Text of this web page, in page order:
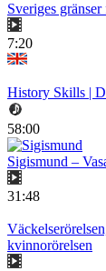
Sveriges
7:20
History Skills |
58:00
Sigismund –
31:48
kvinnorörelsen